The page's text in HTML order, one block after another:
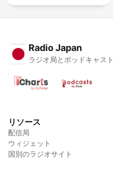
Radio Japan
ラジオ局とポッドキャスト
リソース
配信局
ウィジェット
国別のラジオサイト